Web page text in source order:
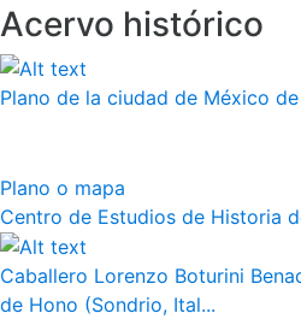
Acervo histórico
Plano de la ciudad de México de
Plano o mapa
Centro de Estudios de Historia
Caballero Lorenzo Boturini
de Hono (Sondrio, Ital...